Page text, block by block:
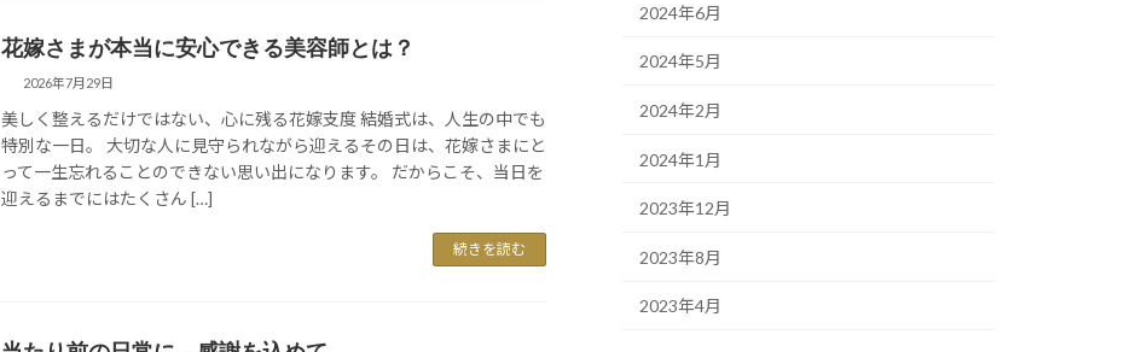
花嫁さまが本当に安心できる美容師とは？
2026年7月29日
美しく整えるだけではない、心に残る花嫁支度 結婚式は、人生の中でも
特別な一日。 大切な人に見守られながら迎えるその日は、花嫁さまにと
って一生忘れることのできない思い出になります。 だからこそ、当日を
迎えるまでにはたくさん […]
続きを読む
2024年6月
2024年5月
2024年2月
2024年1月
2023年12月
2023年8月
2023年4月